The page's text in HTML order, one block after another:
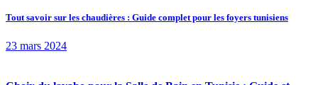
Tout savoir sur les chaudières : Guide complet pour les foyers tunisiens
23 mars 2024